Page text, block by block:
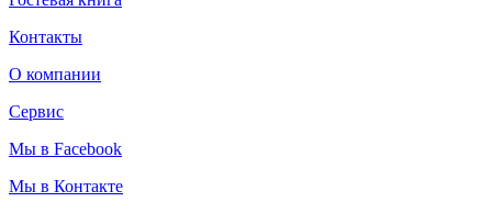
Контакты
О компании
Сервис
Мы в Facebook
Мы в Контакте